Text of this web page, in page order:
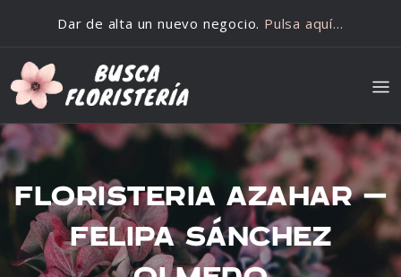
Dar de alta un nuevo negocio. Pulsa aquí…
FLORISTERIA AZAHAR –
FELIPA SÁNCHEZ